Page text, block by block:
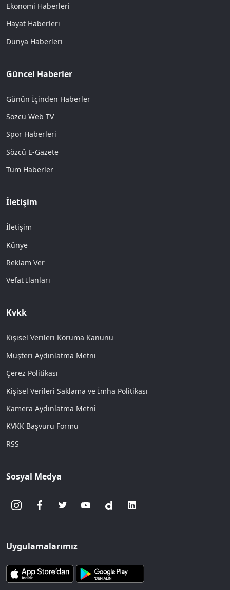
Ekonomi Haberleri
Hayat Haberleri
Dünya Haberleri
Güncel Haberler
Günün İçinden Haberler
Sözcü Web TV
Spor Haberleri
Sözcü E-Gazete
Tüm Haberler
İletişim
İletişim
Künye
Reklam Ver
Vefat İlanları
Kvkk
Kişisel Verileri Koruma Kanunu
Müşteri Aydınlatma Metni
Çerez Politikası
Kişisel Verileri Saklama ve İmha Politikası
Kamera Aydınlatma Metni
KVKK Başvuru Formu
RSS
Sosyal Medya
Uygulamalarımız